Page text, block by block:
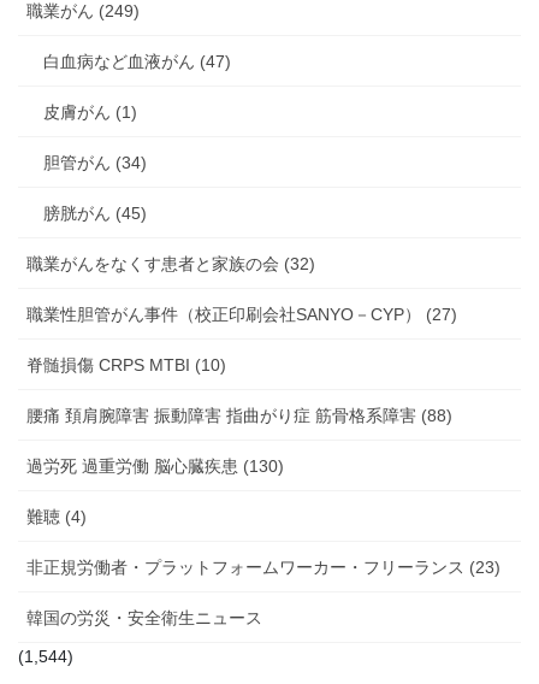
職業がん (249)
白血病など血液がん (47)
皮膚がん (1)
胆管がん (34)
膀胱がん (45)
職業がんをなくす患者と家族の会 (32)
職業性胆管がん事件（校正印刷会社SANYO－CYP） (27)
脊髄損傷 CRPS MTBI (10)
腰痛 頚肩腕障害 振動障害 指曲がり症 筋骨格系障害 (88)
過労死 過重労働 脳心臓疾患 (130)
難聴 (4)
非正規労働者・プラットフォームワーカー・フリーランス (23)
韓国の労災・安全衛生ニュース
(1,544)